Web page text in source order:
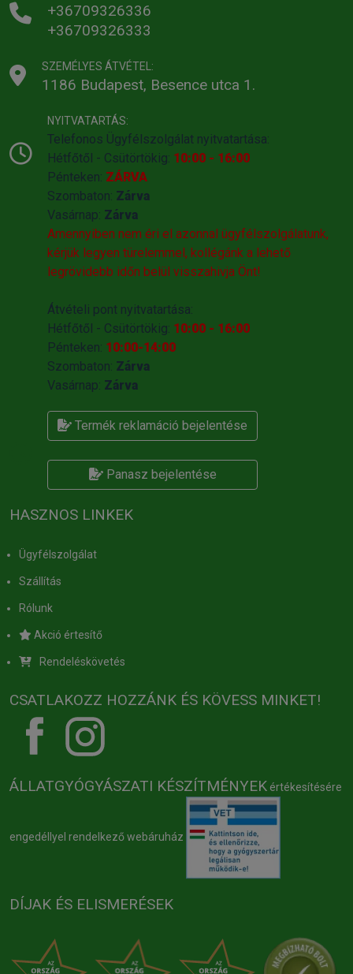
+36709326336
+36709326333
SZEMÉLYES ÁTVÉTEL:
1186 Budapest, Besence utca 1.
NYITVATARTÁS:
Telefonos Ügyfélszolgálat nyitvatartása:
Hétfőtől - Csütörtökig: 10:00 - 16:00
Pénteken: ZÁRVA
Szombaton: Zárva
Vasárnap: Zárva
Amennyiben nem éri el azonnal ügyfélszolgálatunk,
kérjük legyen türelemmel, kollégánk a lehető
legrövidebb időn belül visszahivja Önt!
Átvételi pont nyitvatartása:
Hétfőtől - Csütörtökig: 10:00 - 16:00
Pénteken: 10:00-14:00
Szombaton: Zárva
Vasárnap: Zárva
Termék reklamáció bejelentése
Panasz bejelentése
HASZNOS LINKEK
Ügyfélszolgálat
Szállítás
Rólunk
Akció értesítő
Rendeléskövetés
CSATLAKOZZ HOZZÁNK ÉS KÖVESS MINKET!
ÁLLATGYÓGYÁSZATI KÉSZÍTMÉNYEK értékesítésére
engedéllyel rendelkező webáruház
DÍJAK ÉS ELISMERÉSEK